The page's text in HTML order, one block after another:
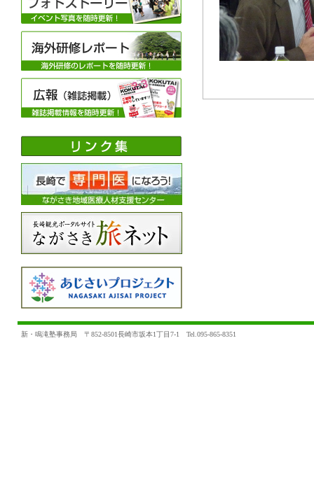
新・鳴滝塾事務局 〒852-8501長崎市坂本1丁目7-1 Tel.095-865-8351